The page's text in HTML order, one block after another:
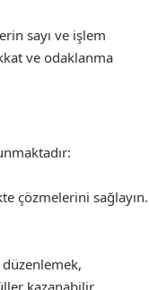
sayı ve işlem
ve odaklanma
çözmelerini sağlayın.
kazanabilir.